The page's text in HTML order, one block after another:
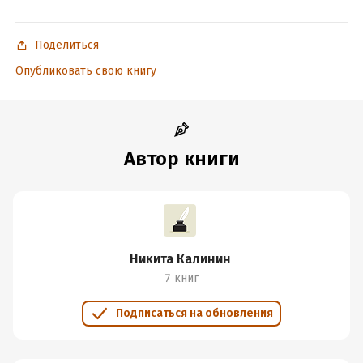
Подробная информация
Дата написания:1 января 2018
28 мая 2020
10ч.
Поделиться
Опубликовать свою книгу
Автор книги
Никита Калинин
7 книг
Подписаться на обновления